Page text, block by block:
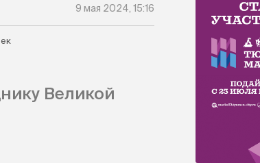
9 мая 2024, 15:16
Великой